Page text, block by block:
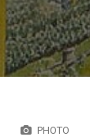
PHOTO